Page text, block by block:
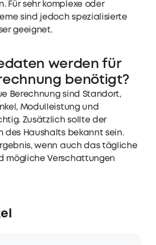
Für sehr komplexe oder
sind jedoch spezialisierte
geeignet.
werden für
benötigt?
Berechnung sind Standort,
Modulleistung und
Zusätzlich sollte der
des Haushalts bekannt sein.
wenn auch das tägliche
mögliche Verschattungen